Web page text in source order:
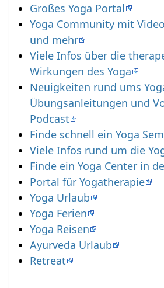
Großes Yoga Portal
Yoga Community mit
und mehr
Viele Infos über die
Wirkungen des Yoga
Neuigkeiten rund ums
Übungsanleitungen und
Podcast
Finde schnell ein Yoga
Viele Infos rund um die
Finde ein Yoga Center in
Portal für Yogatherapie
Yoga Urlaub
Yoga Ferien
Yoga Reisen
Ayurveda Urlaub
Retreat